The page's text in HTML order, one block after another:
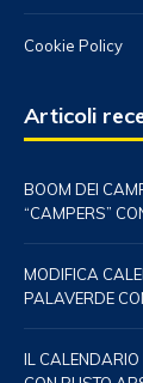
Cookie Policy
Articoli
BOOM DEI
“CAMPERS”
MODIFICA
PALAVERDE
IL